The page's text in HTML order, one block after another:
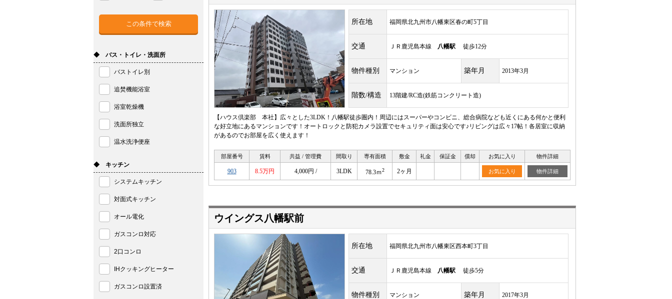
所在地 福岡県北九州市八幡東区春の町5丁目
交通 ＪＲ鹿児島本線 八幡駅 徒歩12分
物件種別 マンション 築年月 2013年3月
階数/構造 13階建/RC造(鉄筋コンクリート造)
【ハウス倶楽部 本社】広々とした3LDK！八幡駅徒歩圏内！周辺にはスーパーやコンビニ、総合病院なども近くにある何かと便利
な好立地にあるマンションです！オートロックと防犯カメラ設置でセキュリティ面は安心です♪リビングは広々17帖！各居室に収納
があるのでお部屋を広く使えます！
部屋番号 賃料 共益 / 管理費 間取り 専有面積 敷金 礼金 保証金 償却 お気に入り 物件詳細
903 8.5万円 4,000円 / 3LDK 78.3ｍ2 2ヶ月 お気に入り 物件詳細
ウイングス八幡駅前
所在地 福岡県北九州市八幡東区西本町3丁目
交通 ＪＲ鹿児島本線 八幡駅 徒歩5分
物件種別 マンション 築年月 2017年3月
◆ バス・トイレ・洗面所
バストイレ別
追焚機能浴室
浴室乾燥機
洗面所独立
温水洗浄便座
◆ キッチン
システムキッチン
対面式キッチン
オール電化
ガスコンロ対応
2口コンロ
IHクッキングヒーター
ガスコンロ設置済